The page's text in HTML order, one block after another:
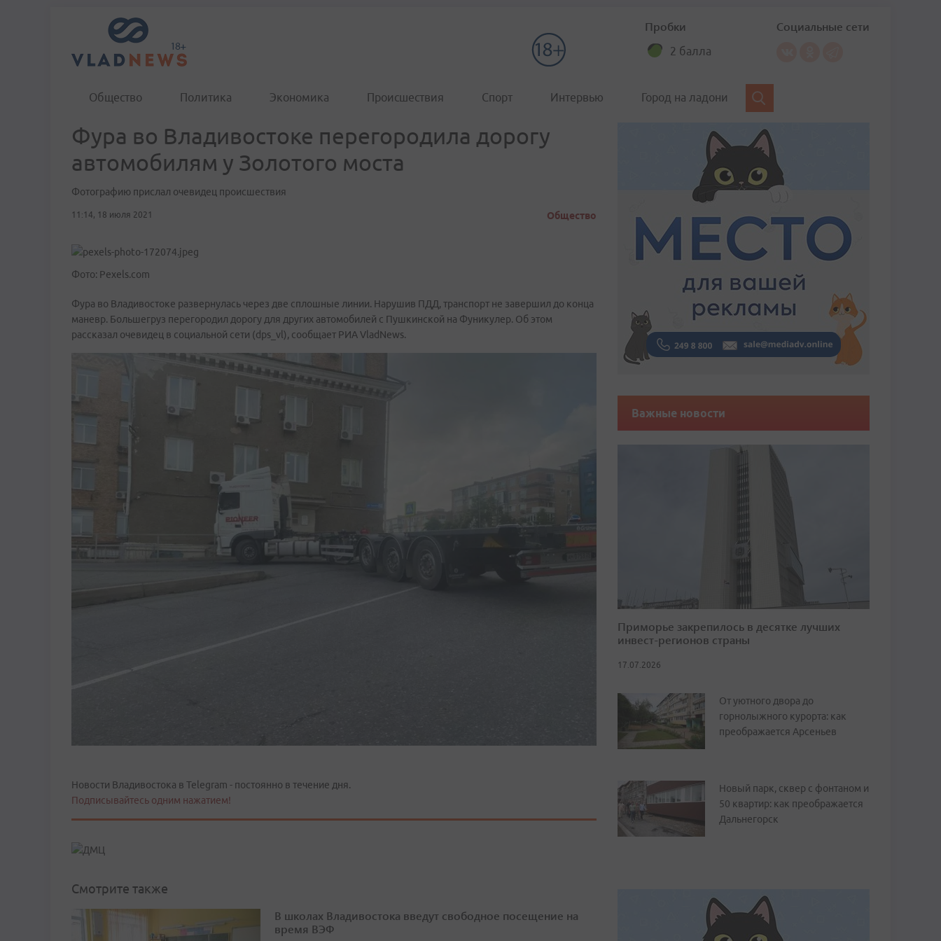
Пробки
2 балла
Социальные сети
Общество Политика Экономика Происшествия Спорт Интервью Город на ладони
Фура во Владивостоке перегородила дорогу
автомобилям у Золотого моста
Фотографию прислал очевидец происшествия
11:14, 18 июля 2021 Общество
Фото: Pexels.com
Фура во Владивостоке развернулась через две сплошные линии. Нарушив ПДД, транспорт не завершил до конца
маневр. Большегруз перегородил дорогу для других автомобилей с Пушкинской на Фуникулер. Об этом
рассказал очевидец в социальной сети (dps_vl), сообщает РИА VladNews.
Новости Владивостока в Telegram - постоянно в течение дня.
Подписывайтесь одним нажатием!
Смотрите также
В школах Владивостока введут свободное посещение на
время ВЭФ
Важные новости
Приморье закрепилось в десятке лучших
инвест-регионов страны
17.07.2026
От уютного двора до
горнолыжного курорта: как
преображается Арсеньев
Новый парк, сквер с фонтаном и
50 квартир: как преображается
Дальнегорск